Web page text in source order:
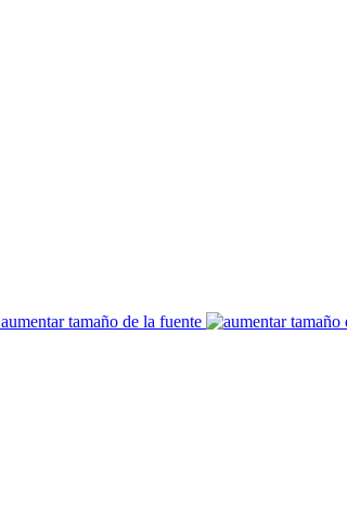
aumentar tamaño de la fuente